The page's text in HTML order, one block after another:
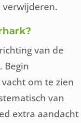
verwijderen.
van de
Begin
om te zien
van
extra aandacht